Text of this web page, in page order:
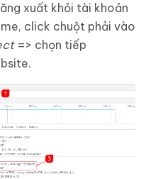
xuất khỏi tài khoản
click chuột phải vào
=> chọn tiếp